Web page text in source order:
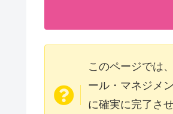
このページでは
ール・マネジメ
に確実に完了さ